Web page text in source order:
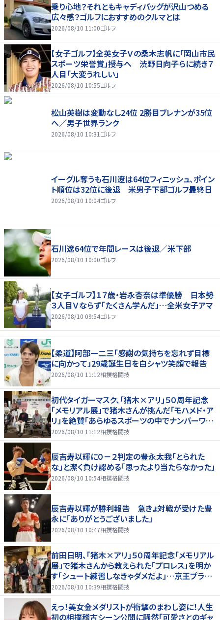
乗り心地？それともキャディバッグが沢山つめる
広々感？ゴルフにおすすめのクルマとは
2026/08/10 11:00ゴルフ
【女子ゴルフ】全英女子Ｖの桑木志帆に「岡山市民
スポーツ栄誉賞」授与へ 渋野日向子らに続き７
人目「大変うれしい」
2026/08/10 10:55ゴルフ
松山英樹は変動なし24位 2勝目ブレナンが35位
へ／男子世界ランク
2026/08/10 10:31 ゴルフ
イーグル奪うも石川遼は64位フィニッシュ、ポイン
ト順位は32位に後退 米男子下部ゴルフ最終日
2026/08/10 10:04ゴルフ
石川遼64位で年間レースは後退／米下部
2026/08/10 10:00ゴルフ
【女子ゴルフ】１７歳・岩永杏奈は準優勝 日本勢
３人目Ｖならず「たくさん学んだ」…全米女子アマ
2026/08/10 09:54ゴルフ
【柔道】阿部一二三「感謝の気持ちを忘れず目標
に向かって」29歳誕生日を白シャツ笑顔で報告
2026/08/10 11:12相撲格闘技
初代タイガーマスク、「猪木×アリ」５０周年記念
「メモリアル展」で猪木さんが挑んだ「モハメド・ア
リ」を絶賛「あらゆるスポーツの中でナンバーワン
の存在」
2026/08/10 11:12相撲格闘技
辰吉寿以輝に０－２判定の豊永太我「とられた
な」と潔く負け認める「思ったより当たらなかった」
2026/08/10 10:54相撲格闘技
辰吉寿以輝が勝利報告 急きょ対戦が受けた豊
永に「ありがとうございました」
2026/08/10 10:47相撲格闘技
前田日明、「猪木×アリ」５０周年記念「メモリアル
展」で猪木さんから教えられた「プロレス」を明か
す「シュート練習しなきゃダメだよ」…京王プラザ
ホテルで３１日まで
2026/08/10 10:39相撲格闘技
えっ！美女金メダリストが衝撃のまわし姿に！人生
初の相撲稽古シーン公開に騒然「可愛さとのギャ